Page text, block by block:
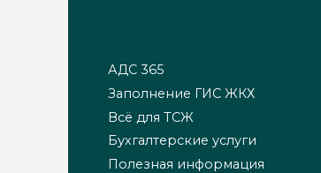
АДС 365
Заполнение ГИС ЖКХ
Всё для ТСЖ
Бухгалтерские услуги
Полезная информация